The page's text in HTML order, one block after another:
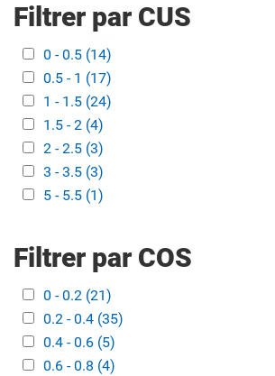
Filtrer par CUS
Apply 0 - 0.5 filter
0 - 0.5 (14)
Apply 0.5 - 1 filter
0.5 - 1 (17)
Apply 1 - 1.5 filter
1 - 1.5 (24)
Apply 1.5 - 2 filter
1.5 - 2 (4)
Apply 2 - 2.5 filter
2 - 2.5 (3)
Apply 3 - 3.5 filter
3 - 3.5 (3)
Apply 5 - 5.5 filter
5 - 5.5 (1)
Filtrer par COS
Apply 0 - 0.2 filter
0 - 0.2 (21)
Apply 0.2 - 0.4 filter
0.2 - 0.4 (35)
Apply 0.4 - 0.6 filter
0.4 - 0.6 (5)
Apply 0.6 - 0.8 filter
0.6 - 0.8 (4)